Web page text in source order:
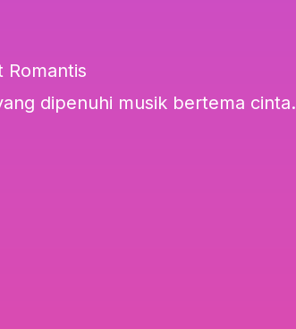
Romantis
dipenuhi musik bertema cinta.